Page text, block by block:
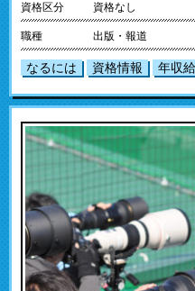
資格区分 資格なし
職種 出版・報道
なるには 資格情報 年収